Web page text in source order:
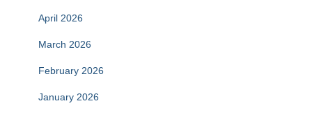
April 2026
March 2026
February 2026
January 2026